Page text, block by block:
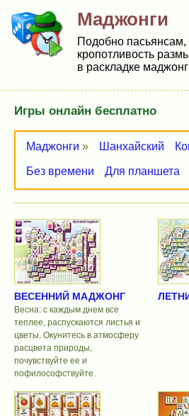
Маджонги
Подобно пасьянсам,
кропотливость
в раскладке
Игры онлайн бесплатно
Маджонги » Шанхайский
Без времени Для планшета
ВЕСЕННИЙ МАДЖОНГ
Весна: с каждым днем все
теплее, распускаются листья и
цветы. Окунитесь в атмосферу
расцвета природы,
почувствуйте ее и
пофилософствуйте.